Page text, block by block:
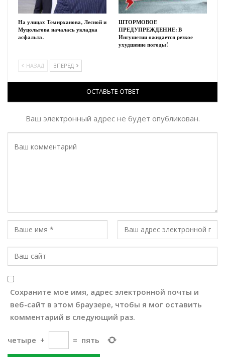
На улицах Темирханова, Лесной и
Муцольгова началась укладка
асфальта.
ШТОРМОВОЕ
ПРЕДУПРЕЖДЕНИЕ: В
Ингушетии ожидается резкое
ухудшение погоды!
НАЗАД ВПЕРЕД
ОСТАВЬТЕ ОТВЕТ
Ваш электронный адрес не будет опубликован.
Сохраните мое имя, адрес электронной почты и
веб-сайт в этом браузере, чтобы я мог оставить
комментарий в следующий раз.
четыре + = пять